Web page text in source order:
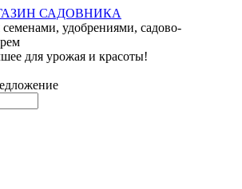
семенами, удобрениями, садово-
для урожая и красоты!